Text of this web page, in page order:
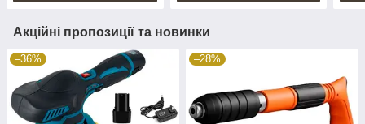
Акційні пропозиції та новинки
–36% –28%